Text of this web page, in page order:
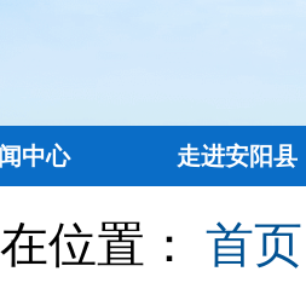
中心 走进安阳县
位置： 首页